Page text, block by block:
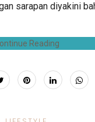
sarapan diyakini
Reading